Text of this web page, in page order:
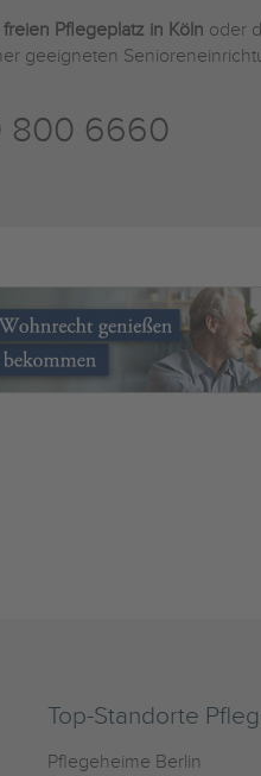
freien Pflegeplatz in Köln oder
geeigneten
800 6660
Top-Standorte
Pflegeheime Berlin